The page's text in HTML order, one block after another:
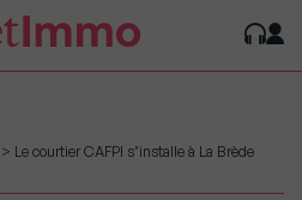
> Le courtier CAFPI s’installe à La Brède